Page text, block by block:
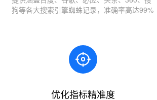
狗等各大搜索引擎蜘蛛记录，准确率高达99%
优化指标精准度